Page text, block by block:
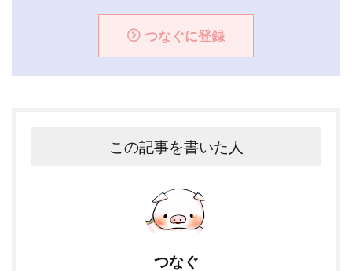
つなぐに登録
この記事を書いた人
つなぐ